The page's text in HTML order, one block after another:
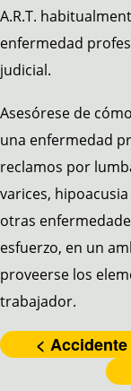
A.R.T.
enfermedad
judicial.
Asesórese de
una enfermedad
reclamos por
varices,
otras
esfuerzo, en un
proveerse los
trabajador.
<